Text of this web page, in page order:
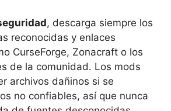
, descarga siempre los
reconocidas y enlaces
CurseForge, Zonacraft o los
de la comunidad. Los mods
archivos dañinos si se
no confiables, así que nunca